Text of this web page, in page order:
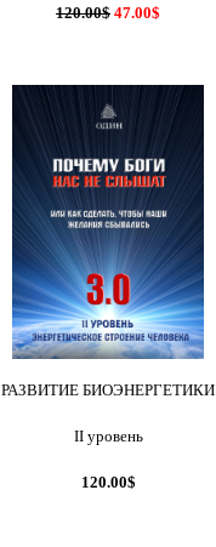
120.00$ 47.00$
РАЗВИТИЕ БИОЭНЕРГЕТИКИ
II уровень
120.00$